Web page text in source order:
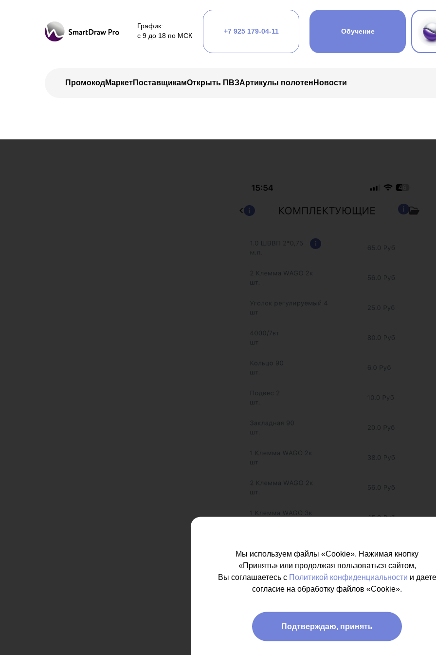
ПромокодМаркетПоставщикамОткрыть ПВЗАртикулы полотен Новости
График:
с 9 до 18 по МСК
+7 925 179-04-11 Обучение
Мы используем файлы «Cookie». Нажимая кнопку
«Принять» или продолжая пользоваться сайтом,
Вы соглашаетесь с Политикой конфиденциальности и даете
согласие на обработку файлов «Cookie».
Подтверждаю, принять